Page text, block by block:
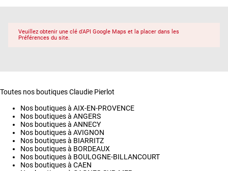
Veuillez obtenir une clé d'API Google Maps et la placer dans les
Préférences du site.
Toutes nos boutiques Claudie Pierlot
Nos boutiques à AIX-EN-PROVENCE
Nos boutiques à ANGERS
Nos boutiques à ANNECY
Nos boutiques à AVIGNON
Nos boutiques à BIARRITZ
Nos boutiques à BORDEAUX
Nos boutiques à BOULOGNE-BILLANCOURT
Nos boutiques à CAEN